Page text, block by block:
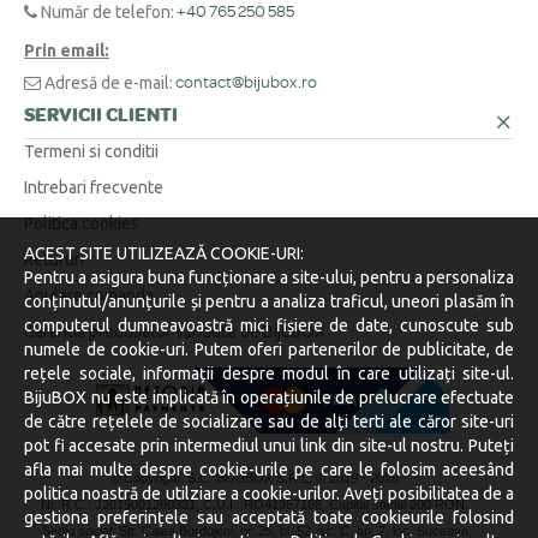
Număr de telefon: +40 765 250 585
Prin email:
Adresă de e-mail: contact@bijubox.ro
SERVICII CLIENTI
Termeni si conditii
Intrebari frecvente
Politica cookies
Retururi
Anulare comanda
Garantia produselor vandute de BijuBOX
© Copyright S.C. BIJUBOX S.R.L. © 2019 -2026.
Nr. R.C.: J2019001260331, C.U.I.: RO41357168, Capital social 200 RON.
Sediu social: Str. Calea Burdujeni, nr. 25, bl. 52, sc. C, ap. 7, loc. Suceava,
ACEST SITE UTILIZEAZĂ COOKIE-URI:
Pentru a asigura buna funcționare a site-ului, pentru a personaliza
conținutul/anunțurile și pentru a analiza traficul, uneori plasăm în
computerul dumneavoastră mici fișiere de date, cunoscute sub
numele de cookie-uri. Putem oferi partenerilor de publicitate, de
rețele sociale, informații despre modul în care utilizați site-ul.
BijuBOX nu este implicată în operațiunile de prelucrare efectuate
de către rețelele de socializare sau de alți terti ale căror site-uri
pot fi accesate prin intermediul unui link din site-ul nostru. Puteți
afla mai multe despre cookie-urile pe care le folosim aceesând
politica noastră de utilziare a cookie-urilor. Aveți posibilitatea de a
gestiona preferințele sau acceptată toate cookieurile folosind